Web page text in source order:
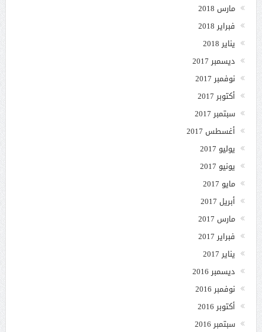
مارس 2018
فبراير 2018
يناير 2018
ديسمبر 2017
نوفمبر 2017
أكتوبر 2017
سبتمبر 2017
أغسطس 2017
يوليو 2017
يونيو 2017
مايو 2017
أبريل 2017
مارس 2017
فبراير 2017
يناير 2017
ديسمبر 2016
نوفمبر 2016
أكتوبر 2016
سبتمبر 2016